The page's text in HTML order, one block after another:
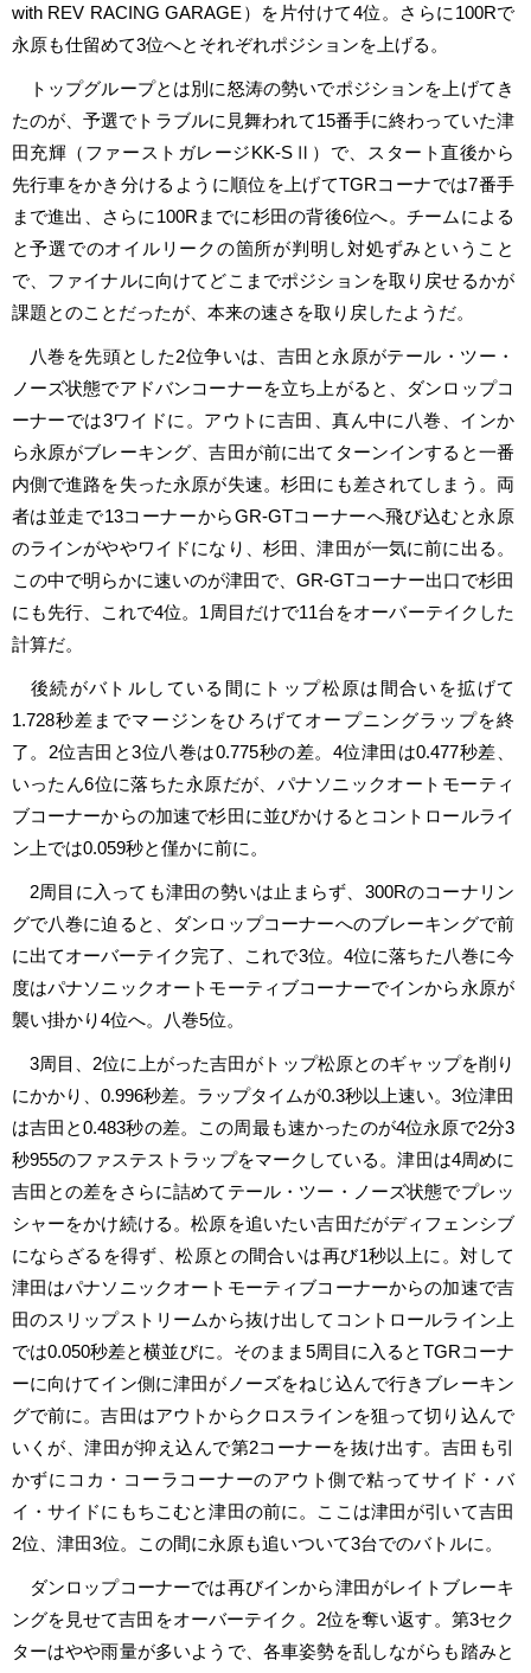
with REV RACING GARAGE）を片付けて4位。さらに100Rで
永原も仕留めて3位へとそれぞれポジションを上げる。
トップグループとは別に怒涛の勢いでポジションを上げてき
たのが、予選でトラブルに見舞われて15番手に終わっていた津
田充輝（ファーストガレージKK-SⅡ）で、スタート直後から
先行車をかき分けるように順位を上げてTGRコーナでは7番手
まで進出、さらに100Rまでに杉田の背後6位へ。チームによる
と予選でのオイルリークの箇所が判明し対処ずみということ
で、ファイナルに向けてどこまでポジションを取り戻せるかが
課題とのことだったが、本来の速さを取り戻したようだ。
八巻を先頭とした2位争いは、吉田と永原がテール・ツー・
ノーズ状態でアドバンコーナーを立ち上がると、ダンロップコ
ーナーでは3ワイドに。アウトに吉田、真ん中に八巻、インか
ら永原がブレーキング、吉田が前に出てターンインすると一番
内側で進路を失った永原が失速。杉田にも差されてしまう。両
者は並走で13コーナーからGR-GTコーナーへ飛び込むと永原
のラインがややワイドになり、杉田、津田が一気に前に出る。
この中で明らかに速いのが津田で、GR-GTコーナー出口で杉田
にも先行、これで4位。1周目だけで11台をオーバーテイクした
計算だ。
後続がバトルしている間にトップ松原は間合いを拡げて
1.728秒差までマージンをひろげてオープニングラップを終
了。2位吉田と3位八巻は0.775秒の差。4位津田は0.477秒差、
いったん6位に落ちた永原だが、パナソニックオートモーティ
ブコーナーからの加速で杉田に並びかけるとコントロールライ
ン上では0.059秒と僅かに前に。
2周目に入っても津田の勢いは止まらず、300Rのコーナリン
グで八巻に迫ると、ダンロップコーナーへのブレーキングで前
に出てオーバーテイク完了、これで3位。4位に落ちた八巻に今
度はパナソニックオートモーティブコーナーでインから永原が
襲い掛かり4位へ。八巻5位。
3周目、2位に上がった吉田がトップ松原とのギャップを削り
にかかり、0.996秒差。ラップタイムが0.3秒以上速い。3位津田
は吉田と0.483秒の差。この周最も速かったのが4位永原で2分3
秒955のファステストラップをマークしている。津田は4周めに
吉田との差をさらに詰めてテール・ツー・ノーズ状態でプレッ
シャーをかけ続ける。松原を追いたい吉田だがディフェンシブ
にならざるを得ず、松原との間合いは再び1秒以上に。対して
津田はパナソニックオートモーティブコーナーからの加速で吉
田のスリップストリームから抜け出してコントロールライン上
では0.050秒差と横並びに。そのまま5周目に入るとTGRコーナ
ーに向けてイン側に津田がノーズをねじ込んで行きブレーキン
グで前に。吉田はアウトからクロスラインを狙って切り込んで
いくが、津田が抑え込んで第2コーナーを抜け出す。吉田も引
かずにコカ・コーラコーナーのアウト側で粘ってサイド・バ
イ・サイドにもちこむと津田の前に。ここは津田が引いて吉田
2位、津田3位。この間に永原も追いついて3台でのバトルに。
ダンロップコーナーでは再びインから津田がレイトブレーキ
ングを見せて吉田をオーバーテイク。2位を奪い返す。第3セク
ターはやや雨量が多いようで、各車姿勢を乱しながらも踏みと